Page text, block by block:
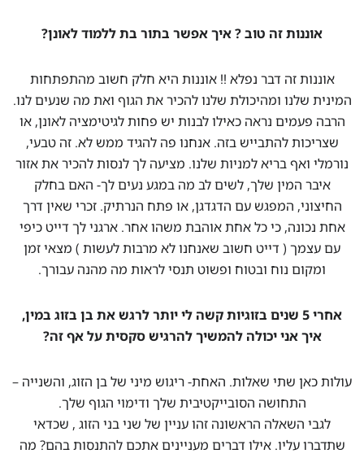
אוננות זה טוב ? איך אפשר בתור בת ללמוד לאונן?
אוננות זה דבר נפלא !! אוננות היא חלק חשוב מהתפתחות
המינית שלנו ומהיכולת שלנו להכיר את הגוף ואת מה שנעים לנו.
הרבה פעמים נראה כאילו לבנות יש פחות לגיטימציה לאונן, או
שצריכות להתבייש בזה. אנחנו פה להגיד ממש לא. זה טבעי,
נורמלי ואף בריא למניות שלנו. מציעה לך לנסות להכיר את אזור
איבר המין שלך, לשים לב מה במגע נעים לך- האם בחלק
החיצוני, המפגש עם הדגדגן, או פתח הנרתיק. זכרי שאין דרך
אחת נכונה, כי כל אחת אוהבת משהו אחר. ארגני לך דייט כיפי
עם עצמך ( דייט חשוב שאנחנו לא מרבות לעשות ) מצאי זמן
ומקום נוח ובטוח ופשוט תנסי לראות מה מהנה עבורך.
אחרי 5 שנים בזוגיות קשה לי יותר לרגש את בן בזוג במין,
איך אני יכולה להמשיך להרגיש סקסית על אף זה?
עולות כאן שתי שאלות. האחת- ריגוש מיני של בן הזוג, והשנייה –
התחושה הסובייקטיבית שלך ודימוי הגוף שלך.
לגבי השאלה הראשונה זהו עניין של שני בני הזוג , שכדאי
שתדברו עליו. אילו דברים מעניינים אתכם להתנסות בהם? מה